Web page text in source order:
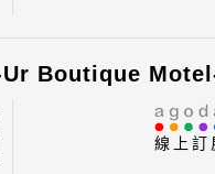
線上訂